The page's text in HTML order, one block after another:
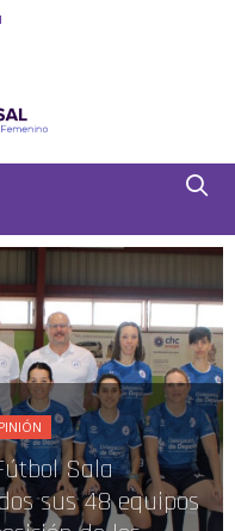
Sala
sus 48 equipos